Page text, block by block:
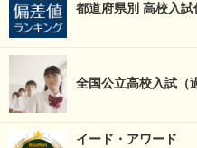
都道府県別 高校入
全国公立高校入試（
イード・アワード